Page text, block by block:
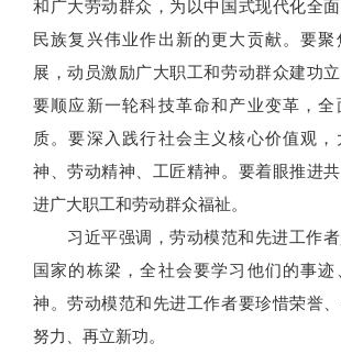
和广大劳动群众，为以中国式现代化全面
民族复兴伟业作出新的更大贡献。要
展，动员激励广大职工和劳动群众建功立
要顺应新一轮科技革命和产业变革，
质。要深入践行社会主义核心价值观
神、劳动精神、工匠精神。要着眼推进
进广大职工和劳动群众福祉。
习近平强调，劳动模范和先进工作者
国家的栋梁，全社会要学习他们的事
神。劳动模范和先进工作者要珍惜荣誉
努力、再立新功。